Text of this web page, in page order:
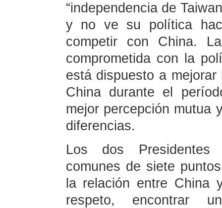
“independencia de
y no ve su política
competir con China.
comprometida con la
está dispuesto a
China durante el
mejor percepción mutua
diferencias.
Los dos Presidentes
comunes de siete
la relación entre China
respeto, encontrar